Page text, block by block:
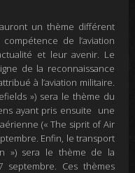
un thème différent
de l’aviation
et leur avenir. Le
de la reconnaissance
à l’aviation militaire.
») sera le thème du
ayant pris ensuite une
(« The siprit of Air
. Enfin, le transport
») sera le thème de la
septembre. Ces thèmes